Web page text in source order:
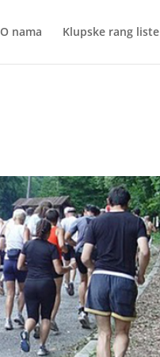
O nama Klupske rang liste